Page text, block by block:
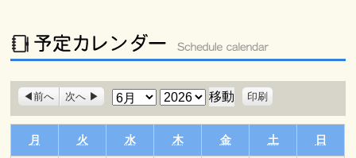
前へ 次へ 月 年 印刷
示
月 火火曜日 水水曜日 木木曜日 金金曜日 土土曜日 日